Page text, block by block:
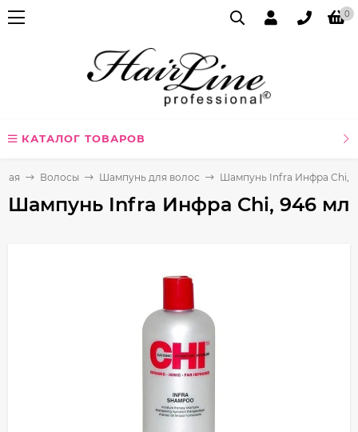
0
КАТАЛОГ ТОВАРОВ
Волосы Шампунь для волос Шампунь Infra Инфра Chi,
Шампунь Infra Инфра Chi, 946 мл